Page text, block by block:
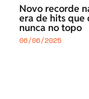
Novo recorde
era de hits que
nunca no topo
06/06/2025